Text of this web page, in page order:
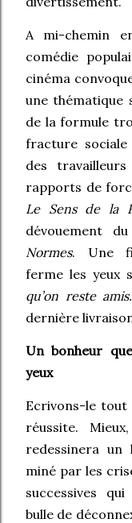
A mi-chemin
comédie
cinéma
une thématique
de la formule
fracture sociale
des
rapports de
Le Sens de la
dévouement
Normes. Une
ferme les yeux
qu’on reste
dernière
Un bonheur
yeux
Ecrivons-le tout
réussite.
redessinera
miné par les
successives
bulle de